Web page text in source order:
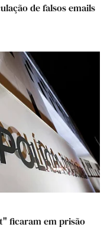
de falsos emails
ficaram em prisão